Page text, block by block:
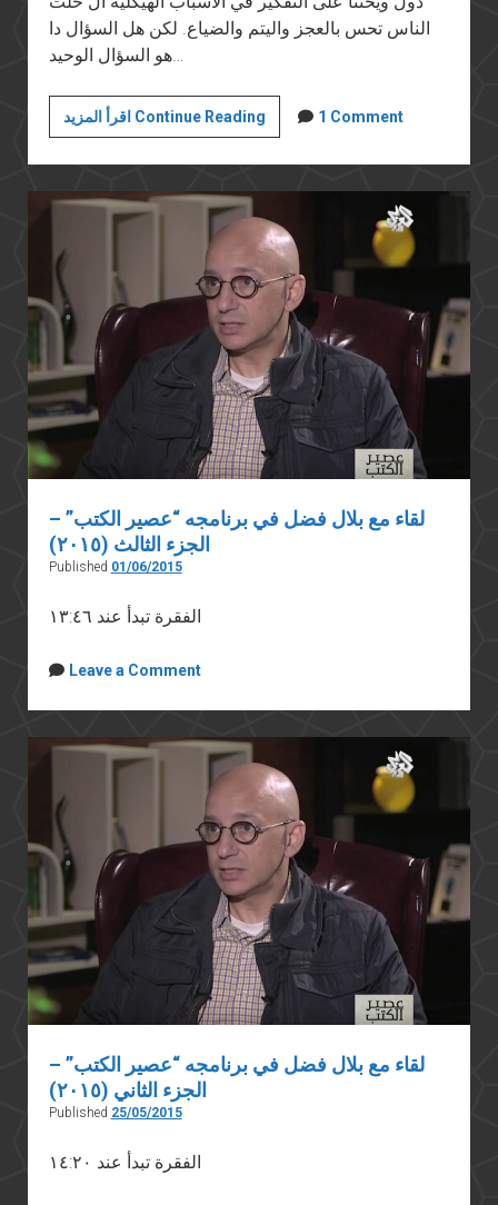
الناس تحس بالعجز واليتم والضياع. لكن هل السؤال دا
هو السؤال الوحيد…
اقرأ المزيد Continue Readingهزيمة
يونيو
المستمرة
(١٥):
فين
سجلات
الجيش
بتاعت
هزيمة
يونيو؟
1 Comment
لقاء مع بلال فضل في برنامجه “عصير الكتب” –
الجزء الثالث (٢٠١٥)
Published 01/06/2015
الفقرة تبدأ عند ١٣:٤٦
Leave a Comment
لقاء مع بلال فضل في برنامجه “عصير الكتب” –
الجزء الثاني (٢٠١٥)
Published 25/05/2015
الفقرة تبدأ عند ١٤:٢٠